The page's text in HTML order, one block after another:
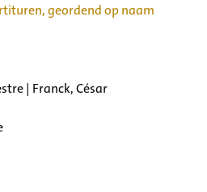
geordend op naam
| Franck, César